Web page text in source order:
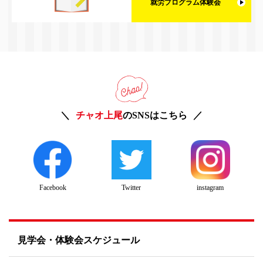
就労プログラム体験会
チャオ上尾のSNSはこちら
Facebook Twitter instagram
見学会・体験会スケジュール